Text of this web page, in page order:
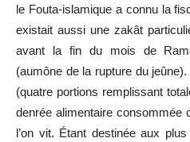
le Fouta-islamique a connu la
existait aussi une zakât
avant la fin du mois de
(aumône de la rupture du
(quatre portions remplissant
denrée alimentaire
l’on vit. Étant destinée aux